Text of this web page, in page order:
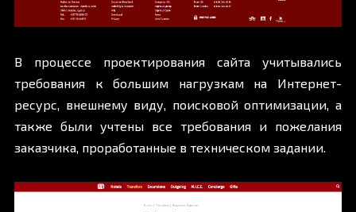
В процессе проектирования сайта учитывались
требования к большим нагрузкам на Интернет-
ресурс, внешнему виду, поисковой оптимизации, а
также были учтены все требования и пожелания
заказчика, проработанные в техническом задании.